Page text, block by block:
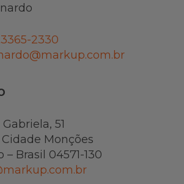
2330
51
Cidade Monções
– Brasil 04571-130